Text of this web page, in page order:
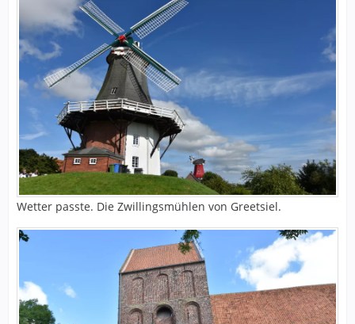
Wetter passte. Die Zwillingsmühlen von Greetsiel.